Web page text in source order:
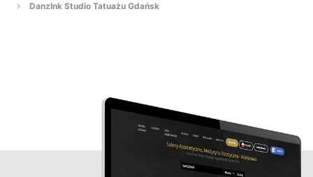
DanzInk Studio Tatuażu Gdańsk